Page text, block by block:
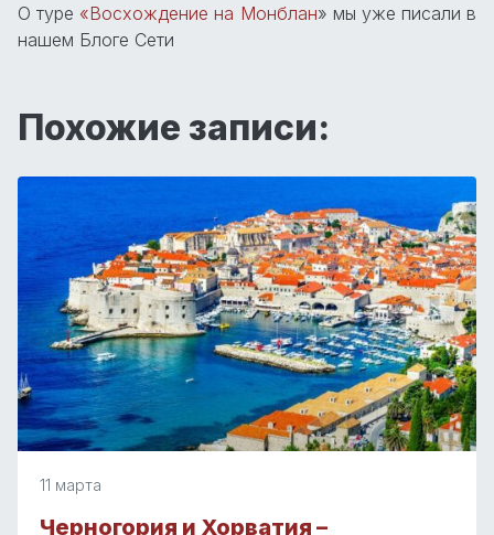
О туре «Восхождение на Монблан» мы уже писали в
нашем Блоге Сети
Похожие записи:
11 марта
Черногория и Хорватия –